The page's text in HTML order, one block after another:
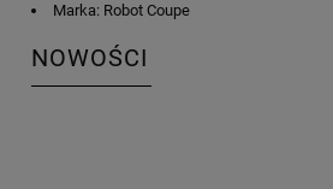
Marka: Robot Coupe
NOWOŚCI